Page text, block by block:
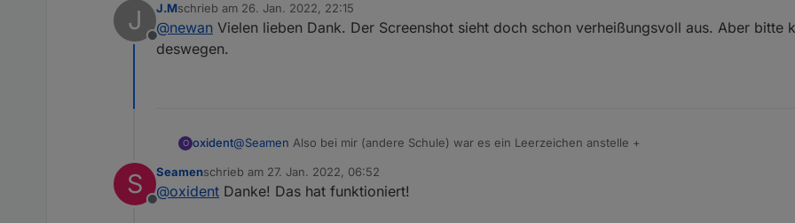
J
Offline
J.Mschrieb am 26. Jan. 2022, 22:15
zuletzt editiert von
@newan Vielen lieben Dank. Der Screenshot sieht doch schon verheißungsvoll aus. Aber bitte
deswegen.
O oxident@Seamen Also bei mir (andere Schule) war es ein Leerzeichen anstelle +
S
Offline
Seamenschrieb am 27. Jan. 2022, 06:52
zuletzt editiert von
@oxident Danke! Das hat funktioniert!